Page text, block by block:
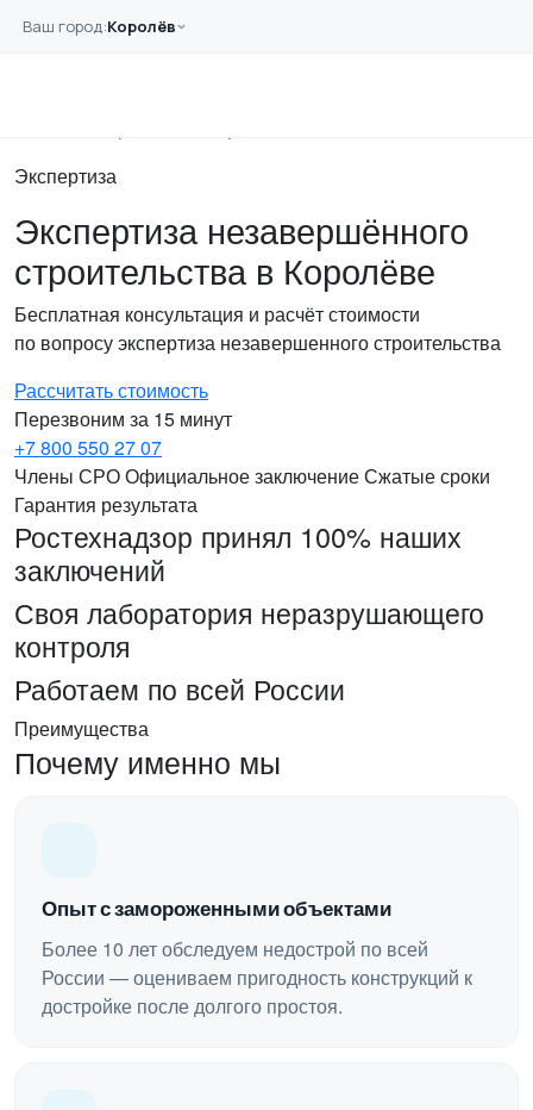
Ваш город:Королёв
Главная
Экспертиза
Экспертиза незавершённого
строительства в Королёве
Бесплатная консультация и расчёт стоимости
по вопросу экспертиза незавершенного строительства
Рассчитать стоимость
Перезвоним за 15 минут
+7 800 550 27 07
Члены СРООфициальное заключениеСжатые сроки
Гарантия результата
Ростехнадзор принял 100% наших
заключений
Своя лаборатория неразрушающего
контроля
Работаем по всей России
Преимущества
Почему именно мы
Опыт с замороженными объектами
Более 10 лет обследуем недострой по всей
России — оцениваем пригодность конструкций к
достройке после долгого простоя.